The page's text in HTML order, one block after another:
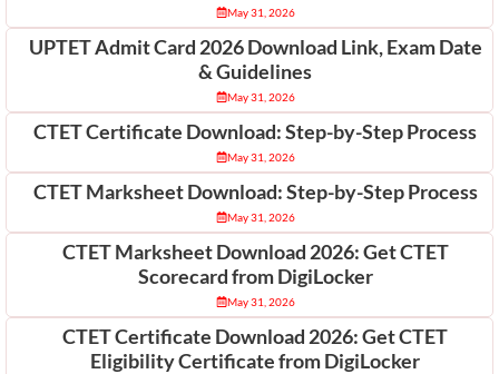
May 31, 2026
UPTET Admit Card 2026 Download Link, Exam Date
& Guidelines
May 31, 2026
CTET Certificate Download: Step-by-Step Process
May 31, 2026
CTET Marksheet Download: Step-by-Step Process
May 31, 2026
CTET Marksheet Download 2026: Get CTET
Scorecard from DigiLocker
May 31, 2026
CTET Certificate Download 2026: Get CTET
Eligibility Certificate from DigiLocker